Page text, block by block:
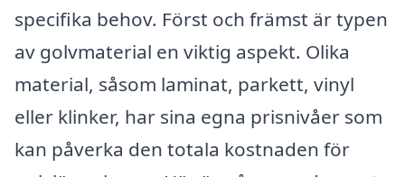
specifika behov. Först och främst är typen
av golvmaterial en viktig aspekt. Olika
material, såsom laminat, parkett, vinyl
eller klinker, har sina egna prisnivåer som
kan påverka den totala kostnaden för